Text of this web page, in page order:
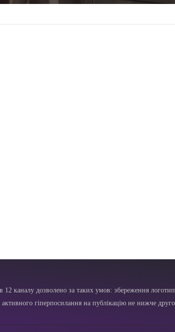
каналу дозволено за таких умов: збереження
активного гіперпосилання на публікацію не нижче